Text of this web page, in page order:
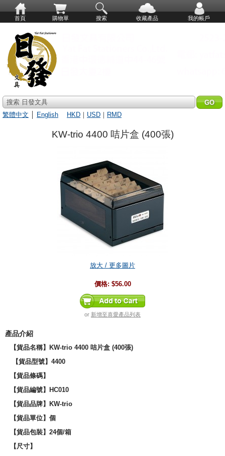
首頁 購物單 搜索 收藏產品 我的帳戶
搜索 日發文具
繁體中文
English HKD ｜ USD ｜ RMD
KW-trio 4400 咭片盒 (400張)
放大 / 更多圖片
價格: $56.00
or 新增至喜愛產品列表
產品介紹
【貨品名稱】KW-trio 4400 咭片盒 (400張)
【貨品型號】4400
【貨品條碼】
【貨品編號】HC010
【貨品品牌】
KW-trio
【貨品單位】個
【貨品包裝】24個/箱
【尺寸】